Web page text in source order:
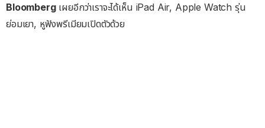
Bloombergเผยอีกว่าเราจะได้เห็น iPad Air, Apple Watch รุ่น
ย่อมเยา, หูฟังพรีเมียมเปิดตัวด้วย